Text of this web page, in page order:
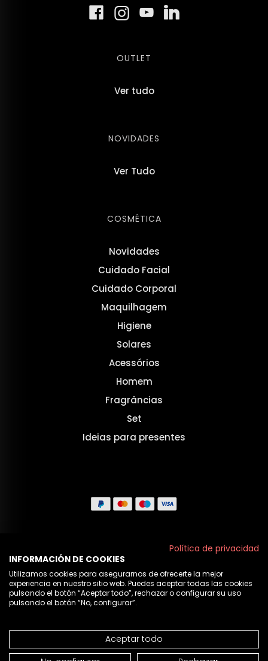
NÃO DISPONÍVEL
OUTLET
Ver tudo
NOVIDADES
Ver Tudo
COSMÉTICA
Novidades
Cuidado Facial
Cuidado Corporal
Maquilhagem
Higiene
Solares
Acessórios
Homem
Fragrâncias
Set
Ideias para presentes
Política de cookies
Nós
© 2026 Cristian Lay
Política de privacidad
INFORMACIÓN DE COOKIES
Utilizamos cookies para asegurarnos de ofrecerte la mejor
experiencia en nuestro sitio web. Puedes aceptar todas las cookies
pulsando el botón “Aceptar todo”, rechazar o configurar su uso
pulsando el botón “No, configurar”.
Aceptar todo